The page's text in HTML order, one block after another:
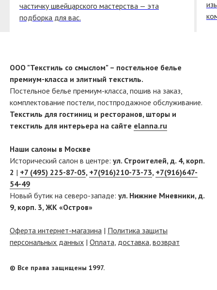
частичку швейцарского мастерства — эта
подборка для вас.
ООО "Текстиль со смыслом" – постельное белье
премиум-класса и элитный текстиль.
Постельное белье премиум-класса, пошив на заказ,
комплектование постели, постпродажное обслуживание.
Текстиль для гостиниц и ресторанов, шторы и
текстиль для интерьера на сайте elanna.ru
Наши салоны в Москве
Исторический салон в центре: ул. Строителей, д. 4, корп.
2 | +7 (495) 225-87-05, +7(916)210-73-73, +7(916)647-
54-49
Новый бутик на северо-западе: ул. Нижние Мневники, д.
9, корп. 3, ЖК «Остров»
Оферта интернет-магазина | Политика защиты
персональных данных | Оплата доставка возврат
© Все права защищены 1997.